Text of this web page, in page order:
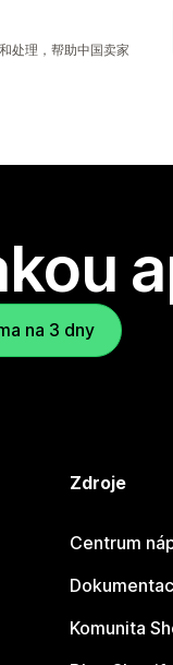
处理，帮助中国卖家
na 3 dny
Zdroje
Centrum
Komunita